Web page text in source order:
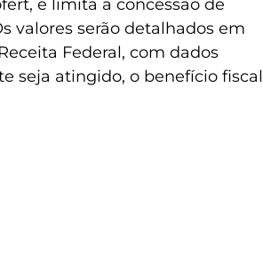
e limita a concessão de
valores serão detalhados em
Federal, com dados
seja atingido, o benefício fiscal